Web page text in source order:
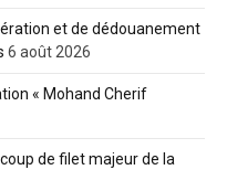
et de dédouanement
6 août 2026
« Mohand Cherif
de filet majeur de la